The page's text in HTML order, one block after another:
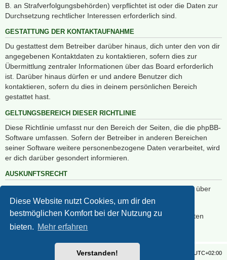
Diese Website nutzt Cookies, um dir den
bestmöglichen Komfort bei der Nutzung zu
bieten. Mehr erfahren
Verstanden!
B. an Strafverfolgungsbehörden) verpflichtet ist oder die Daten zur
Durchsetzung rechtlicher Interessen erforderlich sind.
GESTATTUNG DER KONTAKTAUFNAHME
Du gestattest dem Betreiber darüber hinaus, dich unter den von dir
angegebenen Kontaktdaten zu kontaktieren, sofern dies zur
Übermittlung zentraler Informationen über das Board erforderlich
ist. Darüber hinaus dürfen er und andere Benutzer dich
kontaktieren, sofern du dies in deinem persönlichen Bereich
gestattet hast.
GELTUNGSBEREICH DIESER RICHTLINIE
Diese Richtlinie umfasst nur den Bereich der Seiten, die die phpBB-
Software umfassen. Sofern der Betreiber in anderen Bereichen
seiner Software weitere personenbezogene Daten verarbeitet, wird
er dich darüber gesondert informieren.
AUSKUNFTSRECHT
Der Betreiber erteilt dir auf Anfrage Auskunft, welche Daten über
dich gespeichert sind.
Du kannst jederzeit die Löschung bzw. Sperrung deiner Daten
verlangen. Kontaktiere hierzu bitte den Betreiber.
UTC+02:00